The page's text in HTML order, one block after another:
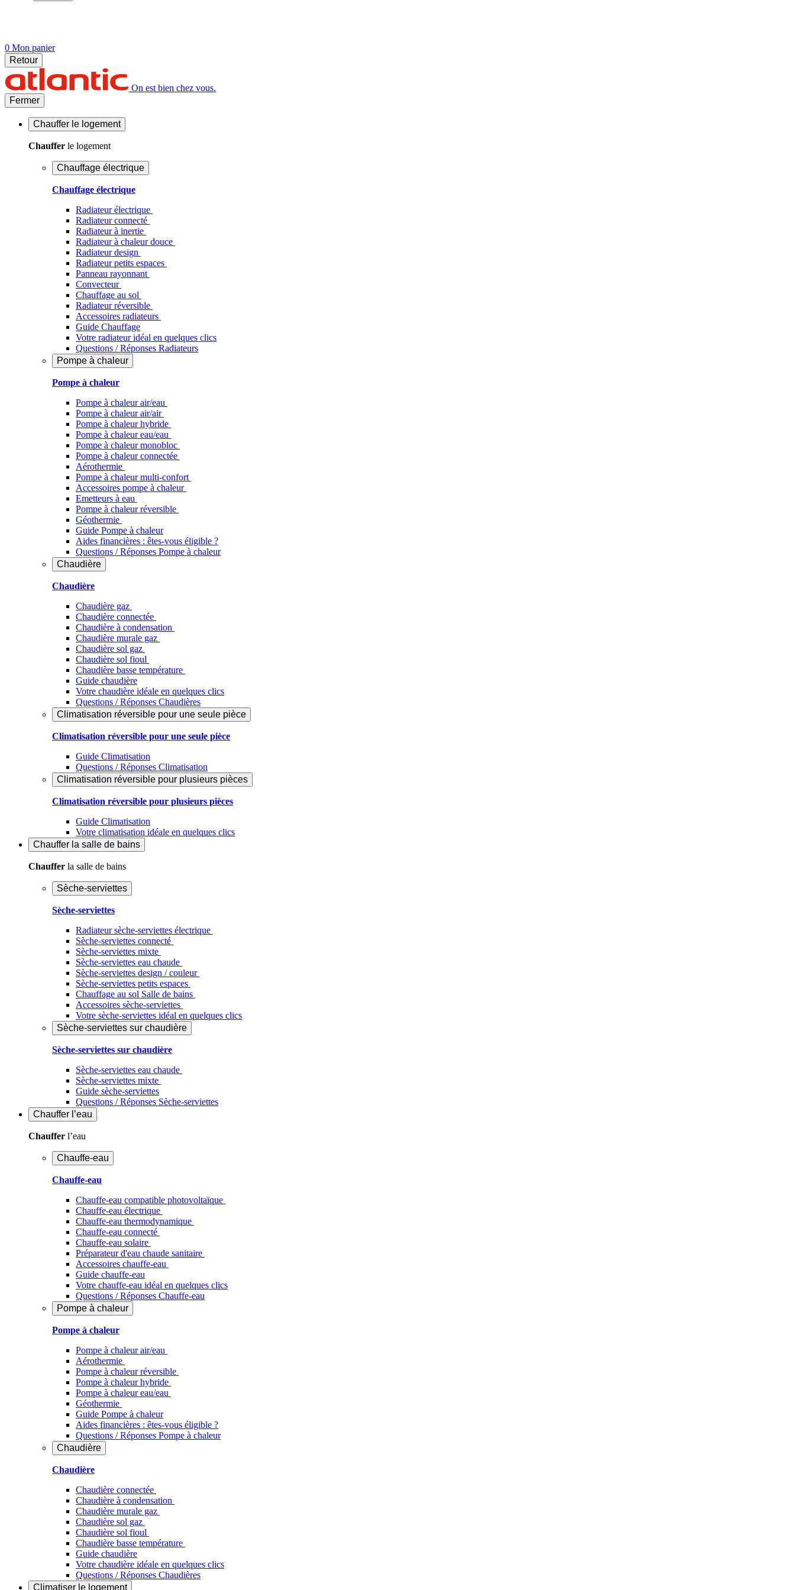
0 Mon panier
Retour
On est bien chez vous.
Fermer
Chauffer le logement
Chauffer le logement
Chauffage électrique
Chauffage électrique
Radiateur électrique
Radiateur connecté
Radiateur à inertie
Radiateur à chaleur douce
Radiateur design
Radiateur petits espaces
Panneau rayonnant
Convecteur
Chauffage au sol
Radiateur réversible
Accessoires radiateurs
Guide Chauffage
Votre radiateur idéal en quelques clics
Questions / Réponses Radiateurs
Pompe à chaleur
Pompe à chaleur
Pompe à chaleur air/eau
Pompe à chaleur air/air
Pompe à chaleur hybride
Pompe à chaleur​ eau/eau
Pompe à chaleur monobloc
Pompe à chaleur connectée
Aérothermie
Pompe à chaleur multi-confort
Accessoires pompe à chaleur
Emetteurs à eau
Pompe à chaleur réversible
Géothermie
Guide Pompe à chaleur
Aides financières : êtes-vous éligible ?
Questions / Réponses Pompe à chaleur
Chaudière
Chaudière
Chaudière gaz
Chaudière connectée
Chaudière à condensation
Chaudière murale gaz
Chaudière sol gaz
Chaudière sol fioul
Chaudière basse température
Guide chaudière
Votre chaudière idéale en quelques clics
Questions / Réponses Chaudières
Climatisation réversible pour une seule pièce
Climatisation réversible pour une seule pièce
Guide Climatisation
Questions / Réponses Climatisation
Climatisation réversible pour plusieurs pièces
Climatisation réversible pour plusieurs pièces
Guide Climatisation
Votre climatisation idéale en quelques clics
Chauffer la salle de bains
Chauffer la salle de bains
Sèche-serviettes
Sèche-serviettes
Radiateur sèche-serviettes électrique
Sèche-serviettes connecté
Sèche-serviettes mixte
Sèche-serviettes eau chaude
Sèche-serviettes design / couleur
Sèche-serviettes petits espaces
Chauffage au sol Salle de bains
Accessoires sèche-serviettes
Votre sèche-serviettes idéal en quelques clics
Sèche-serviettes sur chaudière
Sèche-serviettes sur chaudière
Sèche-serviettes eau chaude
Sèche-serviettes mixte
Guide sèche-serviettes
Questions / Réponses Sèche-serviettes
Chauffer l’eau
Chauffer l’eau
Chauffe-eau
Chauffe-eau
Chauffe-eau compatible photovoltaïque
Chauffe-eau électrique
Chauffe-eau thermodynamique
Chauffe-eau connecté
Chauffe-eau solaire
Préparateur d'eau chaude sanitaire
Accessoires chauffe-eau
Guide chauffe-eau
Votre chauffe-eau idéal en quelques clics
Questions / Réponses Chauffe-eau
Pompe à chaleur
Pompe à chaleur
Pompe à chaleur air/eau
Aérothermie
Pompe à chaleur réversible
Pompe à chaleur hybride
Pompe à chaleur​ eau/eau
Géothermie
Guide Pompe à chaleur
Aides financières : êtes-vous éligible ?
Questions / Réponses Pompe à chaleur
Chaudière
Chaudière
Chaudière connectée
Chaudière à condensation
Chaudière murale gaz
Chaudière sol gaz
Chaudière sol fioul
Chaudière basse température
Guide chaudière
Votre chaudière idéale en quelques clics
Questions / Réponses Chaudières
Climatiser le logement